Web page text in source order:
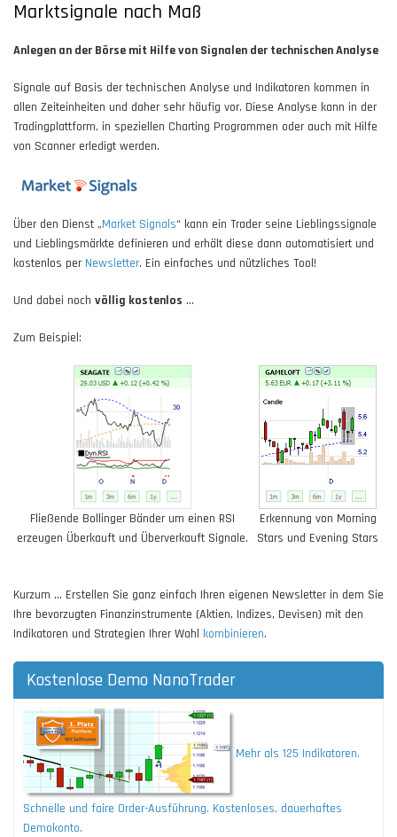
Marktsignale nach Maß
Anlegen an der Börse mit Hilfe von Signalen der technischen Analyse
Signale auf Basis der technischen Analyse und Indikatoren kommen in
allen Zeiteinheiten und daher sehr häufig vor. Diese Analyse kann in der
Tradingplattform, in speziellen Charting Programmen oder auch mit Hilfe
von Scanner erledigt werden.
Über den Dienst „Market Signals“ kann ein Trader seine Lieblingssignale
und Lieblingsmärkte definieren und erhält diese dann automatisiert und
kostenlos per Newsletter. Ein einfaches und nützliches Tool!
Und dabei noch völlig kostenlos …
Zum Beispiel:
Fließende Bollinger Bänder um einen RSI
erzeugen Überkauft und Überverkauft Signale.
Erkennung von Morning
Stars und Evening Stars
Kurzum ... Erstellen Sie ganz einfach Ihren eigenen Newsletter in dem Sie
Ihre bevorzugten Finanzinstrumente (Aktien, Indizes, Devisen) mit den
Indikatoren und Strategien Ihrer Wahl kombinieren.
Kostenlose Demo NanoTrader
Mehr als 125 Indikatoren.
Schnelle und faire Order-Ausführung. Kostenloses, dauerhaftes
Demokonto.